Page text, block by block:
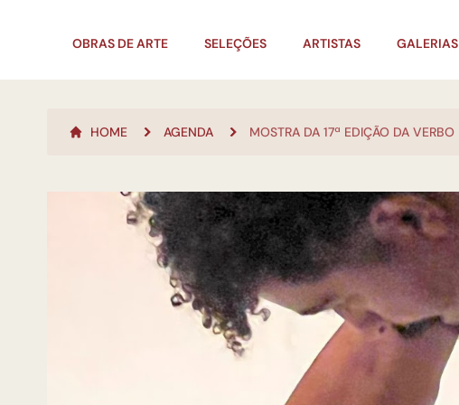
OBRAS DE ARTE SELEÇÕES ARTISTAS GALERIAS
HOME AGENDA MOSTRA DA 17ª EDIÇÃO DA VERBO